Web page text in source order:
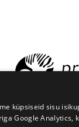
küpsiseid sisu
Google Analytics,